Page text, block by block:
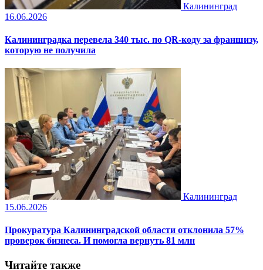
Калининград
16.06.2026
Калининградка перевела 340 тыс. по QR-коду за франшизу,
которую не получила
Калининград
15.06.2026
Прокуратура Калининградской области отклонила 57%
проверок бизнеса. И помогла вернуть 81 млн
Читайте также